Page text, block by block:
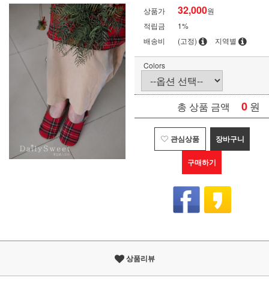
상품가 32,000원
적립금
1%
배송비
(고정) 지역별
Colors
총 상품 금액 0 원
관심상품 장바구니
구매하기
상품리뷰